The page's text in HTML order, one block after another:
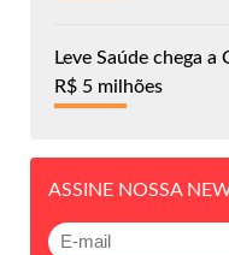
Leve Saúde chega
R$ 5 milhões
ASSINE NOSSA